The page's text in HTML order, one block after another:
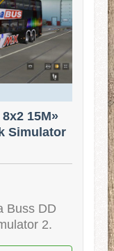
15M»
Simulator
Buss DD
2.